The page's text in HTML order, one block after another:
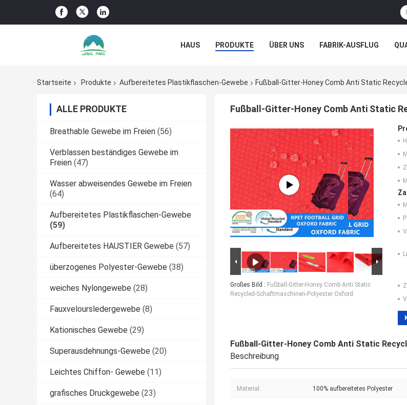
HAUS PRODUKTE ÜBER UNS FABRIK-AUSFLUG
Startseite
Produkte Aufbereitetes Plastikflaschen-Gewebe Fußball-Gitter-Honey Comb Anti Static
ALLE PRODUKTE
Breathable Gewebe im Freien (56)
Verblassen beständiges Gewebe im
Freien (47)
Wasser abweisendes Gewebe im Freien
(64)
Aufbereitetes Plastikflaschen-Gewebe
(59)
Aufbereitetes HAUSTIER Gewebe (57)
überzogenes Polyester-Gewebe (38)
weiches Nylongewebe (28)
Fauxveloursledergewebe (8)
Kationisches Gewebe (29)
Superausdehnungs-Gewebe (20)
Leichtes Chiffon- Gewebe (11)
grafisches Druckgewebe (23)
Fußball-Gitter-Honey Comb Anti Static
Großes Bild : Fußball-Gitter-Honey Comb Anti Static
Recycled-Schaftmaschinen-Polyester Oxford
Fußball-Gitter-Honey Comb Anti Static
Beschreibung
Material: 100% aufbereitetes Polyester